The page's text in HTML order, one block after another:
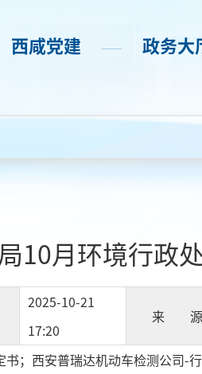
西咸党建 —— 政务大
10月环境行政
2025-10-21
17:20
来 源
；西安普瑞达机动车检测公司-